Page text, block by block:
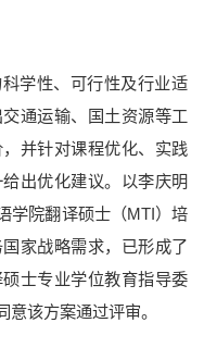
研成果 学术期刊
成人教育
学性、可行性及行业适
通运输、国土资源等工
并针对课程优化、实践
出优化建议。以李庆明
学院翻译硕士（MTI）培
家战略需求，已形成了
士专业学位教育指导委
该方案通过评审。